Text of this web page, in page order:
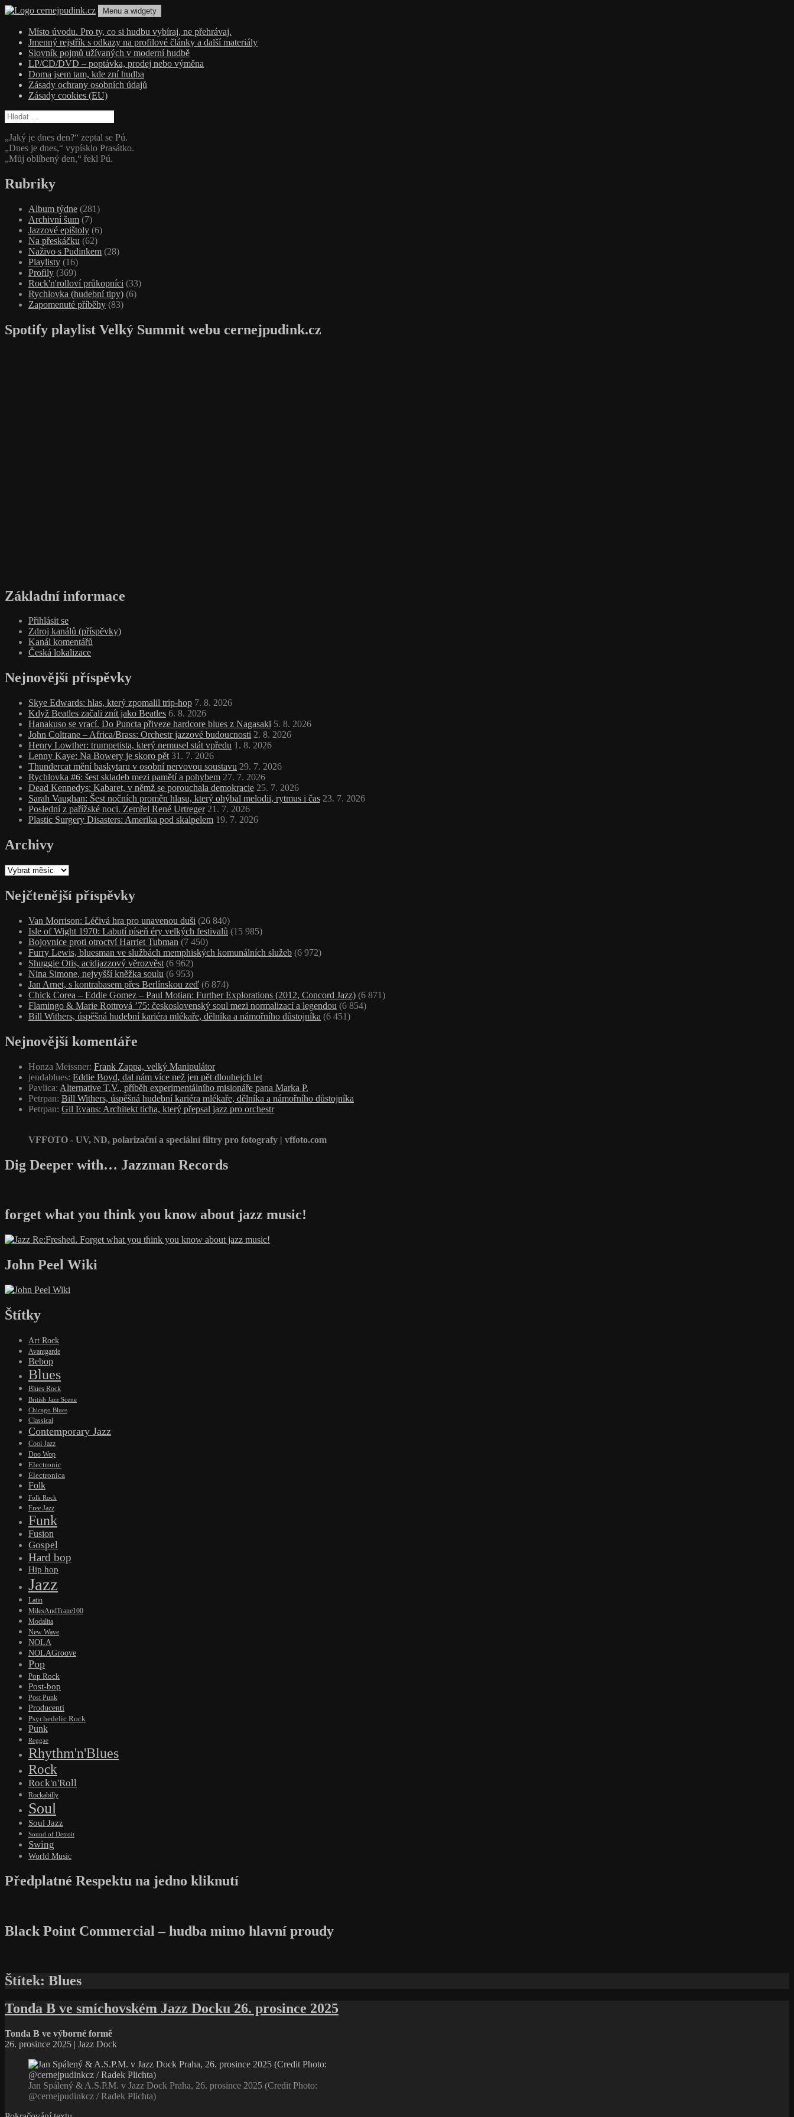
Přejít
obsahu
webu
cernejpudink.cz
Hudební magazín o zapomenutých příbězích, jazzu, alternativě a albech s hlubším kontextem
Menu a widgety
Místo úvodu. Pro ty, co si hudbu vybíraj, ne přehrávaj.
Jmenný rejstřík s odkazy na profilové články a další materiály
Slovník pojmů užívaných v moderní hudbě
LP/CD/DVD – poptávka, prodej nebo výměna
Doma jsem tam, kde zní hudba
Zásady ochrany osobních údajů
Zásady cookies (EU)
Vyhledávání
„Jaký je dnes den?“ zeptal se Pú.
„Dnes je dnes,“ vypísklo Prasátko.
„Můj oblíbený den,“ řekl Pú.
Rubriky
Album týdne (281)
Archivní šum (7)
Jazzové epištoly (6)
Na přeskáčku (62)
Naživo s Pudinkem (28)
Playlisty (16)
Profily (369)
Rock'n'rolloví průkopníci (33)
Rychlovka (hudební tipy) (6)
Zapomenuté příběhy (83)
Spotify playlist Velký Summit webu cernejpudink.cz
Základní informace
Přihlásit se
Zdroj kanálů (příspěvky)
Kanál komentářů
Česká lokalizace
Nejnovější příspěvky
Skye Edwards: hlas, který zpomalil trip‑hop 7. 8. 2026
Když Beatles začali znít jako Beatles 6. 8. 2026
Hanakuso se vrací. Do Puncta přiveze hardcore blues z Nagasaki 5. 8. 2026
John Coltrane – Africa/Brass: Orchestr jazzové budoucnosti 2. 8. 2026
Henry Lowther: trumpetista, který nemusel stát vpředu 1. 8. 2026
Lenny Kaye: Na Bowery je skoro pět 31. 7. 2026
Thundercat mění baskytaru v osobní nervovou soustavu 29. 7. 2026
Rychlovka #6: šest skladeb mezi pamětí a pohybem 27. 7. 2026
Dead Kennedys: Kabaret, v němž se porouchala demokracie 25. 7. 2026
Sarah Vaughan: Šest nočních proměn hlasu, který ohýbal melodii, rytmus i čas 23. 7. 2026
Poslední z pařížské noci. Zemřel René Urtreger 21. 7. 2026
Plastic Surgery Disasters: Amerika pod skalpelem 19. 7. 2026
Archivy
Archivy
Nejčtenější příspěvky
Van Morrison: Léčivá hra pro unavenou duši (26 840)
Isle of Wight 1970: Labutí píseň éry velkých festivalů (15 985)
Bojovnice proti otroctví Harriet Tubman (7 450)
Furry Lewis, bluesman ve službách memphiských komunálních služeb (6 972)
Shuggie Otis, acidjazzový věrozvěst (6 962)
Nina Simone, nejvyšší kněžka soulu (6 953)
Jan Arnet, s kontrabasem přes Berlínskou zeď (6 874)
Chick Corea – Eddie Gomez – Paul Motian: Further Explorations (2012, Concord Jazz) (6 871)
Flamingo & Marie Rottrová ’75: československý soul mezi normalizací a legendou (6 854)
Bill Withers, úspěšná hudební kariéra mlékaře, dělníka a námořního důstojníka (6 451)
Nejnovější komentáře
Honza Meissner: Frank Zappa, velký Manipulátor
jendablues: Eddie Boyd, dal nám více než jen pět dlouhejch let
Pavlica: Alternative T.V., příběh experimentálního misionáře pana Marka P.
Petrpan: Bill Withers, úspěšná hudební kariéra mlékaře, dělníka a námořního důstojníka
Petrpan: Gil Evans: Architekt ticha, který přepsal jazz pro orchestr
VFFOTO - UV, ND, polarizační a speciální filtry pro fotografy | vffoto.com
Dig Deeper with… Jazzman Records
forget what you think you know about jazz music!
John Peel Wiki
Štítky
Art Rock
Avantgarde
Bebop
Blues
Blues Rock
British Jazz Scene
Chicago Blues
Classical
Contemporary Jazz
Cool Jazz
Doo Wop
Electronic
Electronica
Folk
Folk Rock
Free Jazz
Funk
Fusion
Gospel
Hard bop
Hip hop
Jazz
Latin
MilesAndTrane100
Modalita
New Wave
NOLA
NOLAGroove
Pop
Pop Rock
Post-bop
Post Punk
Producenti
Psychedelic Rock
Punk
Reggae
Rhythm'n'Blues
Rock
Rock'n'Roll
Rockabilly
Soul
Soul Jazz
Sound of Detroit
Swing
World Music
Předplatné Respektu na jedno kliknutí
Black Point Commercial – hudba mimo hlavní proudy
Štítek: Blues
Tonda B ve smíchovském Jazz Docku 26. prosince 2025
Tonda B ve výborné formě
26. prosince 2025 | Jazz Dock
Jan Spálený & A.S.P.M. v Jazz Dock Praha, 26. prosince 2025 (Credit Photo:
@cernejpudinkcz / Radek Plichta)